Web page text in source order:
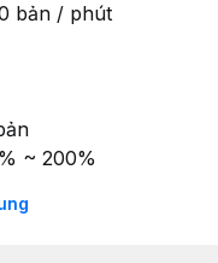
bản / phút
~ 200%